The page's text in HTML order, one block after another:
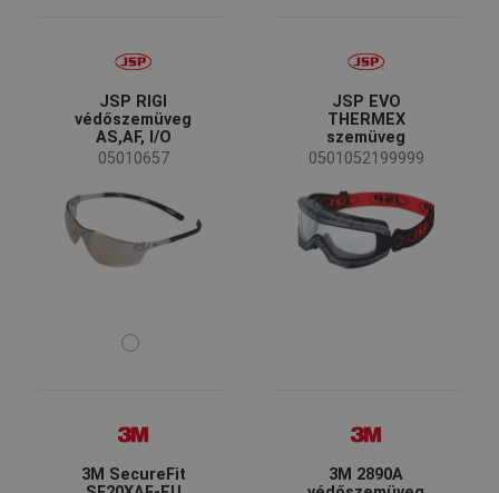
JSP RIGI
védőszemüveg
AS,AF, I/O
05010657
JSP EVO
THERMEX
szemüveg
0501052199999
3M SecureFit
3M 2890A